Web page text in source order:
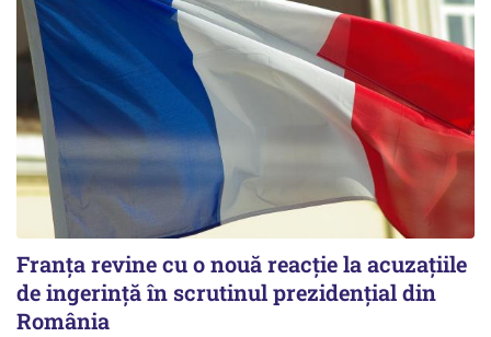
Franța revine cu o nouă reacție la acuzațiile
de ingerință în scrutinul prezidențial din
România